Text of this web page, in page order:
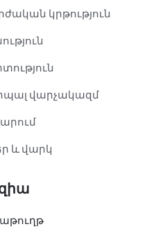
կրթություն
վարչակազմ
և վարկ